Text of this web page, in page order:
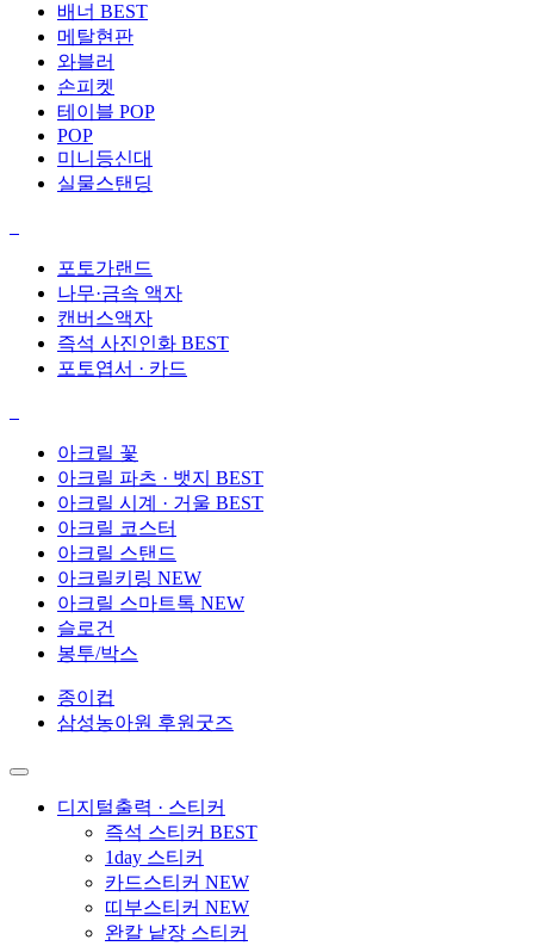
배너 BEST
메탈현판
와블러
손피켓
테이블 POP
POP
미니등신대
실물스탠딩
포토가랜드
나무·금속 액자
캔버스액자
즉석 사진인화 BEST
포토엽서 · 카드
아크릴 꽃
아크릴 파츠 · 뱃지 BEST
아크릴 시계 · 거울 BEST
아크릴 코스터
아크릴 스탠드
아크릴키링 NEW
아크릴 스마트톡 NEW
슬로건
봉투/박스
종이컵
삼성농아원 후원굿즈
디지털출력 · 스티커
즉석 스티커 BEST
1day 스티커
카드스티커 NEW
띠부스티커 NEW
완칼 낱장 스티커